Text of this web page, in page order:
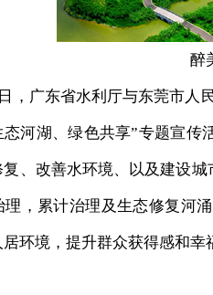
醉
广东省水利厅与东莞市人民
态河湖、绿色共享”专题宣传
、改善水环境、以及建设
理，累计治理及生态修复河
环境，提升群众获得感和幸